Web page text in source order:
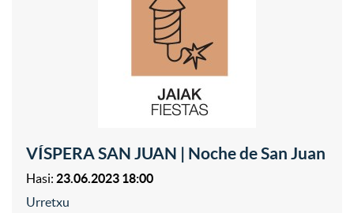
VÍSPERA SAN JUAN | Noche de San Juan
Hasi: 23.06.2023 18:00
Urretxu